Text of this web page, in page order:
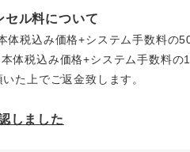
セル料について
体税込み価格+システム手数料の
体税込み価格+システム手数料の
た上でご返金致します。
しました